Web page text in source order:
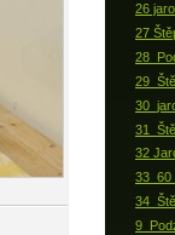
26
27
32
33_60